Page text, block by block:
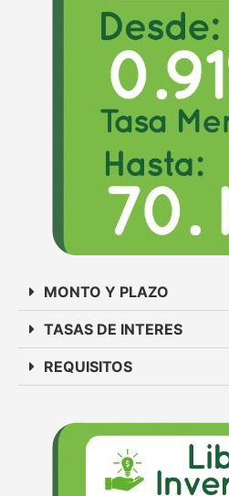
MONTO Y PLAZO
TASAS DE INTERES
REQUISITOS